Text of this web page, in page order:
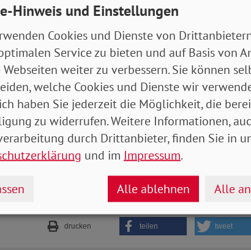
Dezember 2024 (Rheinland-
Baden-Württemberg)- 7 MB
drucken teilen tweet
Hinweis und Einstellungen
Cookies und Dienste von
Service zu bieten und auf Basis von
Webseiten weiter zu verbessern. Sie können
welche Cookies und Dienste wir
haben Sie jederzeit die Möglichkeit, die
zu widerrufen. Weitere Informationen,
durch Drittanbieter, finden Sie in
und im Impressum.
Alle ablehnen Alle